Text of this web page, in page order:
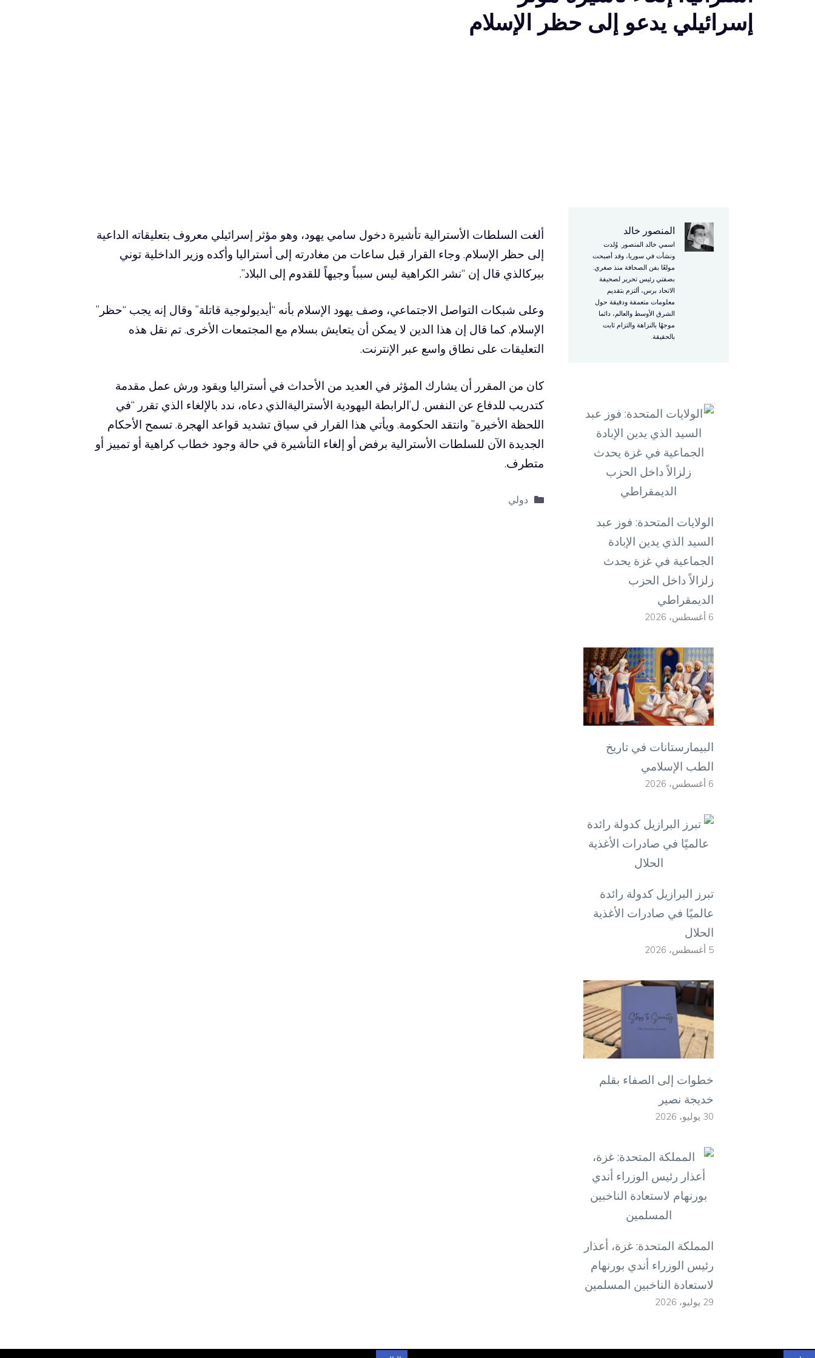
إسرائيلي يدعو إلى حظر الإسلام
ألغت السلطات الأسترالية تأشيرة دخول سامي يهود، وهو مؤثر إسرائيلي معروف بتعليقاته الداعية
إلى حظر الإسلام. وجاء القرار قبل ساعات من مغادرته إلى أستراليا وأكده وزير الداخلية توني
بيركالذي قال إن “نشر الكراهية ليس سبباً وجيهاً للقدوم إلى البلاد”.
وعلى شبكات التواصل الاجتماعي، وصف يهود الإسلام بأنه “أيديولوجية قاتلة” وقال إنه يجب “حظر”
الإسلام. كما قال إن هذا الدين لا يمكن أن يتعايش بسلام مع المجتمعات الأخرى. تم نقل هذه
التعليقات على نطاق واسع عبر الإنترنت.
كان من المقرر أن يشارك المؤثر في العديد من الأحداث في أستراليا ويقود ورش عمل مقدمة
كتدريب للدفاع عن النفس. ل’الرابطة اليهودية الأستراليةالذي دعاه، ندد بالإلغاء الذي تقرر “في
اللحظة الأخيرة” وانتقد الحكومة. ويأتي هذا القرار في سياق تشديد قواعد الهجرة. تسمح الأحكام
الجديدة الآن للسلطات الأسترالية برفض أو إلغاء التأشيرة في حالة وجود خطاب كراهية أو تمييز أو
متطرف.
التصنيفات
دولي
المنصور خالد
اسمي خالد المنصور. وُلدت
ونشأت في سوريا، وقد أصبحت
مولعًا بفن الصحافة منذ صغري.
بصفتي رئيس تحرير لصحيفة
الاتحاد برس، ألتزم بتقديم
معلومات متعمقة ودقيقة حول
الشرق الأوسط والعالم، دائما
موجهًا بالنزاهة والتزام ثابت
بالحقيقة.
الولايات المتحدة: فوز عبد
السيد الذي يدين الإبادة
الجماعية في غزة يحدث
زلزالاً داخل الحزب
الديمقراطي
6 أغسطس، 2026
البيمارستانات في تاريخ
الطب الإسلامي
6 أغسطس، 2026
تبرز البرازيل كدولة رائدة
عالميًا في صادرات الأغذية
الحلال
5 أغسطس، 2026
خطوات إلى الصفاء بقلم
خديجة نصير
30 يوليو، 2026
المملكة المتحدة: غزة، أعذار
رئيس الوزراء أندي بورنهام
لاستعادة الناخبين المسلمين
29 يوليو، 2026